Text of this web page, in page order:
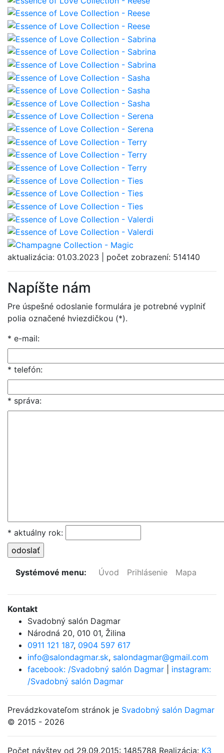
aktualizácia: 01.03.2023 | počet zobrazení: 514140
Napíšte nám
Pre úspešné odoslanie formulára je potrebné vyplniť
polia označené hviezdičkou (*).
* e-mail:
* telefón:
* správa:
* aktuálny rok:
Systémové menu: Úvod Prihlásenie Mapa
Kontakt
Svadobný salón Dagmar
Národná 20, 010 01, Žilina
0911 121 187, 0904 597 617
info@salondagmar.sk, salondagmar@gmail.com
facebook: /Svadobný salón Dagmar
instagram:
/Svadobný salón Dagmar
Prevádzkovateľom stránok je Svadobný salón Dagmar
© 2015 - 2026
Počet návštev od 29.09.2015: 1485788 Realizácia: K3